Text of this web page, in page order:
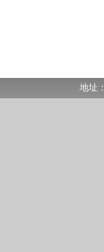
地址